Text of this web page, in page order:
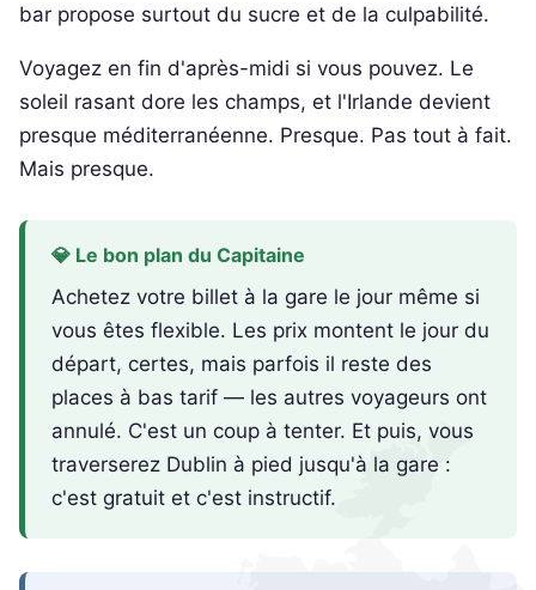
bar propose surtout du sucre et de la culpabilité.
Voyagez en fin d'après-midi si vous pouvez. Le
soleil rasant dore les champs, et l'Irlande devient
presque méditerranéenne. Presque. Pas tout à fait.
Mais presque.
💎 Le bon plan du Capitaine
Achetez votre billet à la gare le jour même si
vous êtes flexible. Les prix montent le jour du
départ, certes, mais parfois il reste des
places à bas tarif — les autres voyageurs ont
annulé. C'est un coup à tenter. Et puis, vous
traverserez Dublin à pied jusqu'à la gare :
c'est gratuit et c'est instructif.